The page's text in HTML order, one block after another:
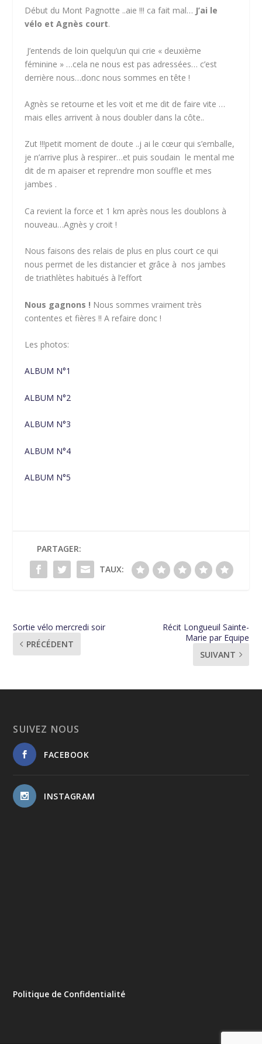
Début du Mont Pagnotte ..aie !!! ca fait mal… J’ai le
vélo et Agnès court.
J’entends de loin quelqu’un qui crie « deuxième
féminine » …cela ne nous est pas adressées… c’est
derrière nous…donc nous sommes en tête !
Agnès se retourne et les voit et me dit de faire vite …
mais elles arrivent à nous doubler dans la côte..
Zut !!!petit moment de doute ..j ai le cœur qui s’emballe,
je n’arrive plus à respirer…et puis soudain le mental me
dit de m apaiser et reprendre mon souffle et mes
jambes .
Ca revient la force et 1 km après nous les doublons à
nouveau…Agnès y croit !
Nous faisons des relais de plus en plus court ce qui
nous permet de les distancier et grâce à nos jambes
de triathlètes habitués à l’effort
Nous gagnons ! Nous sommes vraiment très
contentes et fières !! A refaire donc !
Les photos:
ALBUM N°1
ALBUM N°2
ALBUM N°3
ALBUM N°4
ALBUM N°5
PARTAGER:
TAUX:
Sortie vélo mercredi soir
PRÉCÉDENT
Récit Longueuil Sainte-
Marie par Equipe
SUIVANT
SUIVEZ NOUS
FACEBOOK
INSTAGRAM
Politique de Confidentialité